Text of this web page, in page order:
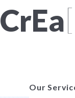
Our
CrEa[